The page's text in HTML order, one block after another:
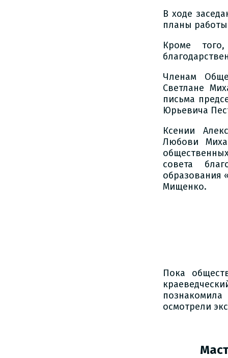
В ходе
планы
Кроме
Членам
Светлане
письма
Юрьевича
Ксении
Любови
совета
образования
Мищенко.
Пока
осмотрели